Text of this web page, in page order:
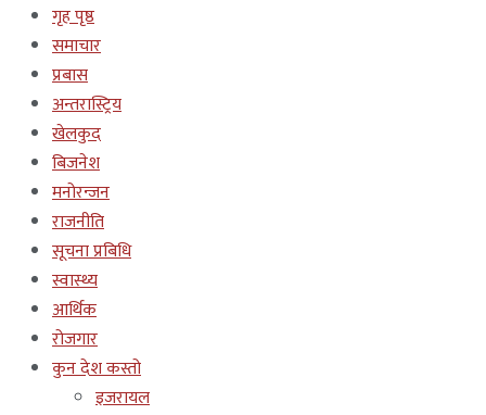
गृह पृष्ठ
समाचार
प्रबास
अन्तरास्ट्रिय
खेलकुद
बिजनेश
मनोरन्जन
राजनीति
सूचना प्रबिधि
स्वास्थ्य
आर्थिक
रोजगार
कुन देश कस्तो
इजरायल